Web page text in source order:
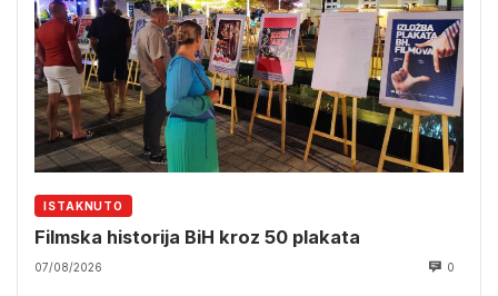
ISTAKNUTO
Filmska historija BiH kroz 50 plakata
07/08/2026 0